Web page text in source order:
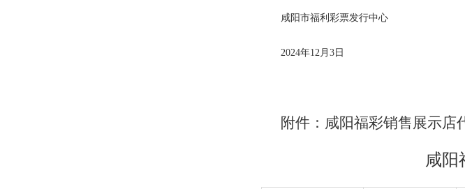
咸阳市福利彩票发行中心
2024年12月3日
附件：咸阳福彩销售展示店
咸阳